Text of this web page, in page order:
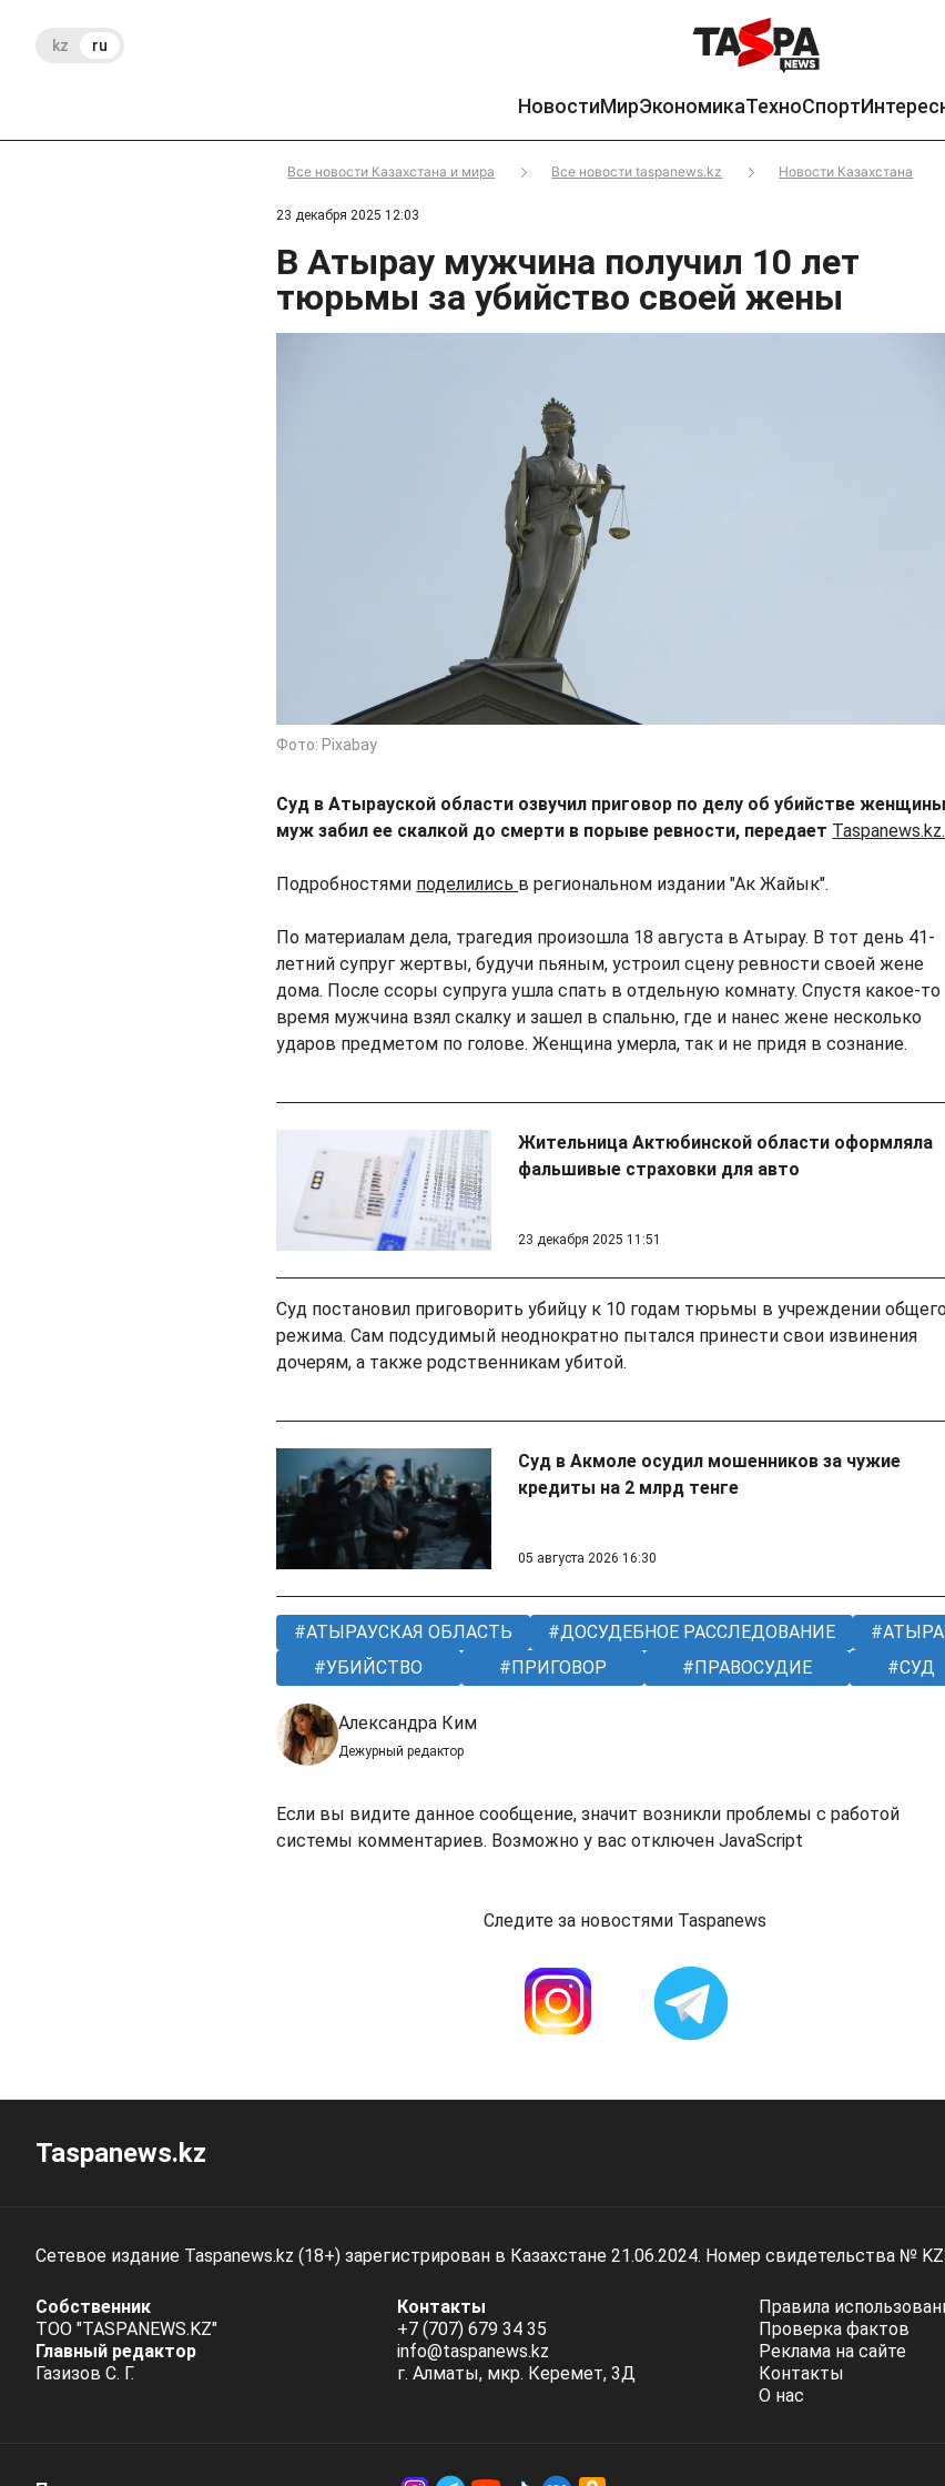
kz ru
НовостиМирЭкономикаТехноСпорт
Все новости Казахстана и мира Все новости taspanews.kz Новости Казахстана
23 декабря 2025 12:03
В Атырау мужчина получил 10 лет
тюрьмы за убийство своей жены
Фото: Pixabay
Суд в Атырауской области озвучил приговор по делу об убийстве
муж забил ее скалкой до смерти в порыве ревности, передает Taspanews.kz.
Подробностями поделились в региональном издании "Ак Жайык".
По материалам дела, трагедия произошла 18 августа в Атырау. В тот день 41-
летний супруг жертвы, будучи пьяным, устроил сцену ревности своей жене
дома. После ссоры супруга ушла спать в отдельную комнату. Спустя какое-то
время мужчина взял скалку и зашел в спальню, где и нанес жене несколько
ударов предметом по голове. Женщина умерла, так и не придя в сознание.
Жительница Актюбинской области оформляла
фальшивые страховки для авто
23 декабря 2025 11:51
Суд постановил приговорить убийцу к 10 годам тюрьмы в учреждении общего
режима. Сам подсудимый неоднократно пытался принести свои извинения
дочерям, а также родственникам убитой.
Суд в Акмоле осудил мошенников за чужие
кредиты на 2 млрд тенге
05 августа 2026 16:30
АТЫРАУСКАЯ ОБЛАСТЬ ДОСУДЕБНОЕ РАССЛЕДОВАНИЕ
УБИЙСТВО
ПРИГОВОР ПРАВОСУДИЕ СУД
Александра Ким
Дежурный редактор
Если вы видите данное сообщение, значит возникли проблемы с работой
системы комментариев. Возможно у вас отключен JavaScript
Следите за новостями Taspanews
Taspanews.kz
Сетевое издание Taspanews.kz (18+) зарегистрирован в Казахстане 21.06.2024. Номер свидетельства №
Собственник
ТОО "TASPANEWS.KZ"
Главный редактор
Газизов С. Г.
Контакты
+7 (707) 679 34 35
info@taspanews.kz
г. Алматы, мкр. Керемет, 3Д
Правила
Проверка фактов
Реклама на сайте
Контакты
О нас